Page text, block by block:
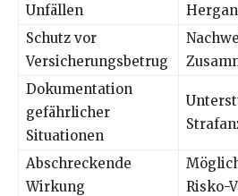
Unfällen
Schutz vor
Versicherungsbetrug
Dokumentation
gefährlicher
Situationen
Abschreckende
Wirkung
Risko-